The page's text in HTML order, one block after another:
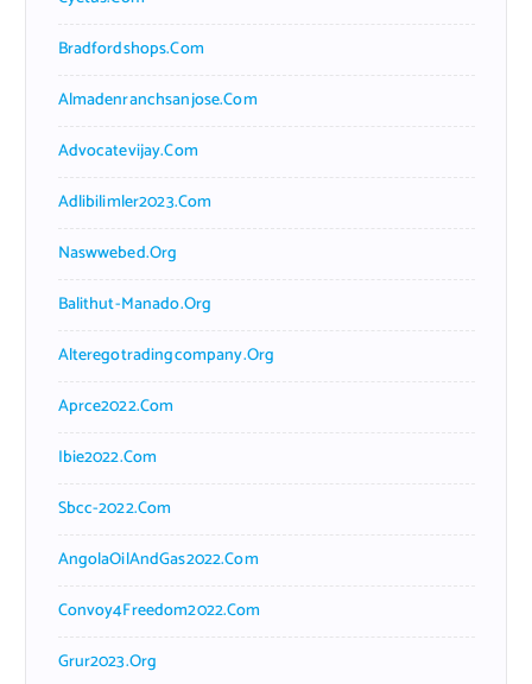
Bradfordshops.com
Almadenranchsanjose.com
Advocatevijay.com
Adlibilimler2023.com
Naswwebed.org
Balithut-Manado.org
Alteregotradingcompany.org
Aprce2022.com
Ibie2022.com
Sbcc-2022.com
AngolaOilAndGas2022.com
Convoy4Freedom2022.com
Grur2023.org